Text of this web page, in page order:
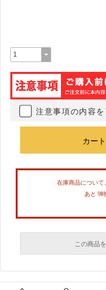
注意事項の内容
在庫商品について
あと 9
この商品